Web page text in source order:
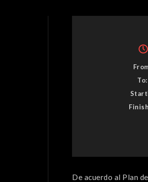
To:
De acuerdo al Plan